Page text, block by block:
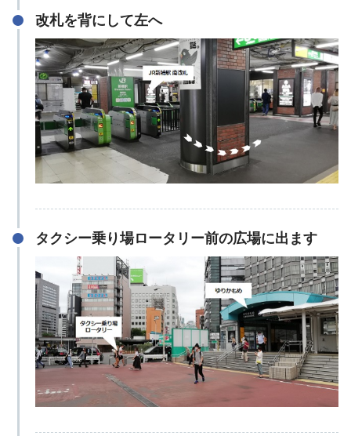
改札を背にして左へ
タクシー乗り場ロータリー前の広場に出ます